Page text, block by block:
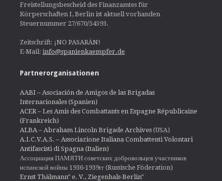
Freistellungsbescheid des Finanzamtes für
Körperschaften I, Berlin ist aktuell vorhanden
Steuernummer 27/670/54593.
Zeitschrift: ¡NO PASARÁN!
E-Mail: info@spanienkaempfer.de
Partnerorganisationen
AABI – Asociación de Amigos de las Brigadas
Internacionales (Spanien)
ACER – Les Amis des Combattants en Espagne Républicaine
(Frankreich)
ALBA – Abraham Lincoln Brigade Archives (USA)
A.I.C.V.A.S. – Associazione Italiana Combattenti Volontari
Antifascisti di Spagna (Italien)
Ассоциация ПАМЯТИ советских добровольцев участников
испанской войны 1936-1939гг (Russische Föderation)
Ernst Thälmann" e. V., Ziegenhals-Berlin"